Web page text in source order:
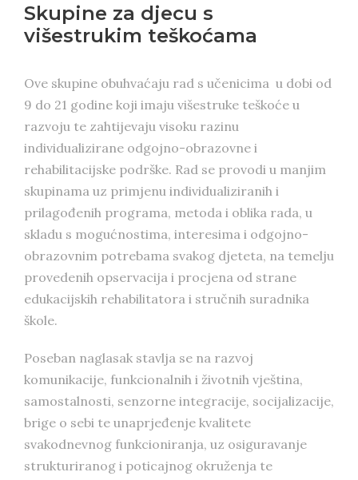
Skupine za djecu s
višestrukim teškoćama
Ove skupine obuhvaćaju rad s učenicima u dobi od
9 do 21 godine koji imaju višestruke teškoće u
razvoju te zahtijevaju visoku razinu
individualizirane odgojno-obrazovne i
rehabilitacijske podrške. Rad se provodi u manjim
skupinama uz primjenu individualiziranih i
prilagođenih programa, metoda i oblika rada, u
skladu s mogućnostima, interesima i odgojno-
obrazovnim potrebama svakog djeteta, na temelju
provedenih opservacija i procjena od strane
edukacijskih rehabilitatora i stručnih suradnika
škole.
Poseban naglasak stavlja se na razvoj
komunikacije, funkcionalnih i životnih vještina,
samostalnosti, senzorne integracije, socijalizacije,
brige o sebi te unaprjeđenje kvalitete
svakodnevnog funkcioniranja, uz osiguravanje
strukturiranog i poticajnog okruženja te